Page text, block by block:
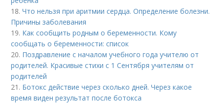
18.Что нельзя при аритмии сердца. Определение болезни.
Причины заболевания
19. Как сообщить родным о беременности. Кому
сообщать о беременности: список
20. Поздравление с началом учебного года учителю от
родителей. Красивые стихи с 1 Сентября учителям от
родителей
21. Ботокс действие через сколько дней. Через какое
время виден результат после ботокса